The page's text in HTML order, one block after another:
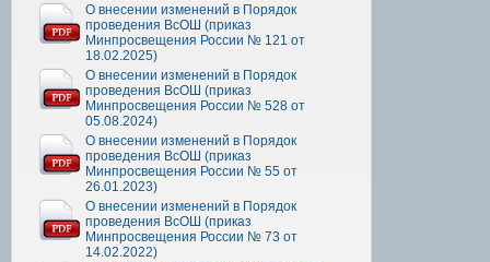
О внесении изменений в Порядок
проведения ВсОШ (приказ
Минпросвещения России № 121 от
18.02.2025)
О внесении изменений в Порядок
проведения ВсОШ (приказ
Минпросвещения России № 528 от
05.08.2024)
О внесении изменений в Порядок
проведения ВсОШ (приказ
Минпросвещения России № 55 от
26.01.2023)
О внесении изменений в Порядок
проведения ВсОШ (приказ
Минпросвещения России № 73 от
14.02.2022)